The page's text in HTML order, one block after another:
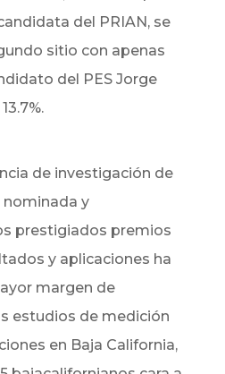
del PRIAN, se
sitio con apenas
del PES Jorge
de investigación de
nominada y
prestigiados premios
y aplicaciones ha
margen de
estudios de medición
en Baja California,